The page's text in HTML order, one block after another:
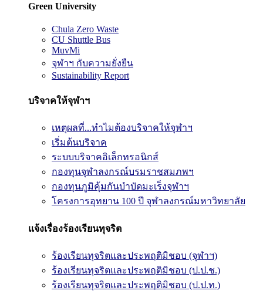
Green University
Chula Zero Waste
CU Shuttle Bus
MuvMi
จุฬาฯ กับความยั่งยืน
Sustainability Report
บริจาคให้จุฬาฯ
เหตุผลที่...ทำไมต้องบริจาคให้จุฬาฯ
เริ่มต้นบริจาค
ระบบบริจาคอิเล็กทรอนิกส์
กองทุนจุฬาลงกรณ์บรมราชสมภพฯ
กองทุนภูมิคุ้มกันบำบัดมะเร็งจุฬาฯ
โครงการอุทยาน 100 ปี จุฬาลงกรณ์มหาวิทยาลัย
แจ้งเรื่องร้องเรียนทุจริต
ร้องเรียนทุจริตและประพฤติมิชอบ (จุฬาฯ)
ร้องเรียนทุจริตและประพฤติมิชอบ (ป.ป.ช.)
ร้องเรียนทุจริตและประพฤติมิชอบ (ป.ป.ท.)